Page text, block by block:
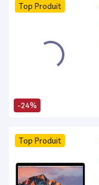
-24%
Top Produit
Top Produit